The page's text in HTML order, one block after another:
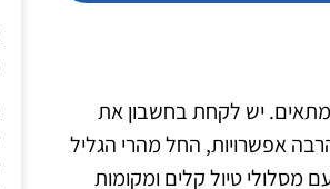
יש לקחת בחשבון את
אפשרויות, החל מהרי הגליל
מסלולי טיול קלים ומקומות